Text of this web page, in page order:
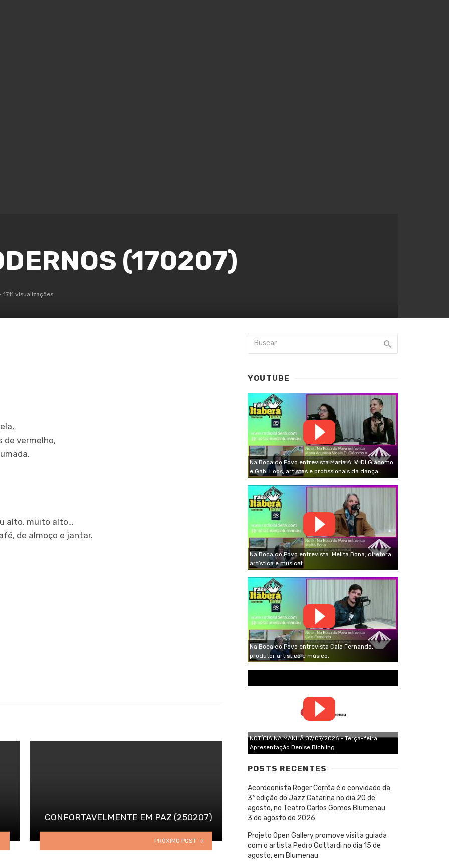
(170207)
1711 visualizações
de vermelho,
alto, muito alto…
de almoço e jantar.
CONFORTAVELMENTE EM PAZ (250207)
PRÓXIMO POST
YOUTUBE
Na Boca do Povo entrevista Maria A. V. Di Giácomo
e Gabi Loos, artistas e profissionais da dança.
Na Boca do Povo entrevista: Melita Bona, diretora
artística e musical.
Na Boca do Povo entrevista Caio Fernando,
produtor artístico e músico.
NOTÍCIA NA MANHÃ 07/07/2026 - Terça-feira
Apresentação Denise Bichling.
POSTS RECENTES
Acordeonista Roger Corrêa é o convidado da
3ª edição do Jazz Catarina no dia 20 de
agosto, no Teatro Carlos Gomes Blumenau
3 de agosto de 2026
Projeto Open Gallery promove visita guiada
com o artista Pedro Gottardi no dia 15 de
agosto, em Blumenau